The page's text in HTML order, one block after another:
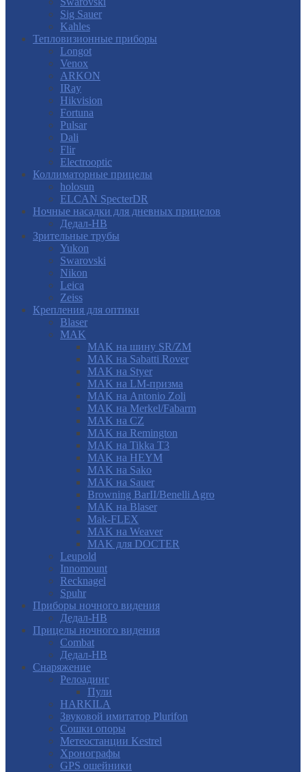
Sig Sauer
Kahles
Тепловизионные приборы
Longot
Venox
ARKON
IRay
Hikvision
Fortuna
Pulsar
Dali
Flir
Electrooptic
Коллиматорные прицелы
holosun
ELCAN SpecterDR
Ночные насадки для дневных прицелов
Дедал-НВ
Зрительные трубы
Yukon
Swarovski
Nikon
Leica
Zeiss
Крепления для оптики
Blaser
MAK
MAK на шину SR/ZM
MAK на Sabatti Rover
MAK на Styer
MAK на LM-призма
MAK на Antonio Zoli
MAK на Merkel/Fabarm
MAK на CZ
MAK на Remington
MAK на Tikka T3
MAK на HEYM
MAK на Sako
MAK на Sauer
Browning BarII/Benelli Agro
MAK на Blaser
Mak-FLEX
MAK на Weaver
MAK для DOCTER
Leupold
Innomount
Recknagel
Spuhr
Приборы ночного видения
Дедал-НВ
Прицелы ночного видения
Combat
Дедал-НВ
Снаряжение
Релоадинг
Пули
HARKILA
Звуковой имитатор Plurifon
Сошки опоры
Метеостанции Kestrel
Хронографы
GPS ошейники